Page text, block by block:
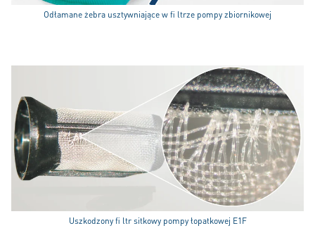
Odłamane żebra usztywniające w fi ltrze pompy zbiornikowej
Uszkodzony fi ltr sitkowy pompy łopatkowej E1F